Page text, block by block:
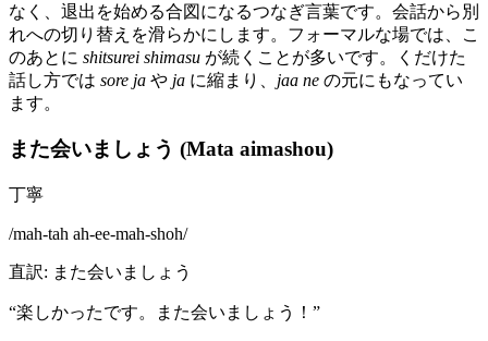
なく、退出を始める合図になるつなぎ言葉です。会話から別
れへの切り替えを滑らかにします。フォーマルな場では、こ
のあとに shitsurei shimasu が続くことが多いです。くだけた
話し方では sore ja や ja に縮まり、 jaa ne の元にもなってい
ます。
また会いましょう (Mata aimashou)
丁寧
/mah-tah ah-ee-mah-shoh/
直訳: また会いましょう
“楽しかったです。また会いましょう！ ”